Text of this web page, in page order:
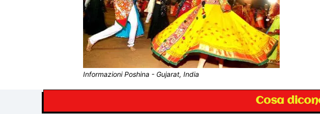
Informazioni Poshina - Gujarat, India
Cosa